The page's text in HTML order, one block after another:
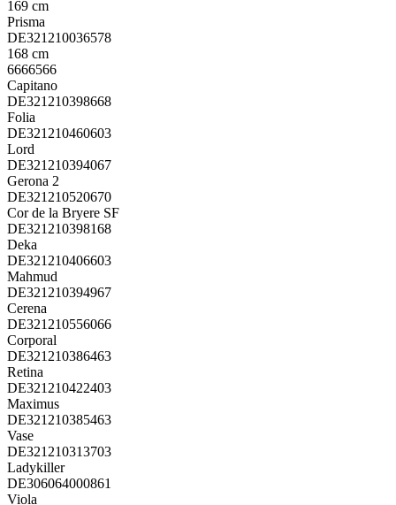
169 cm
Prisma
DE321210036578
168 cm
6666566
Capitano
DE321210398668
Folia
DE321210460603
Lord
DE321210394067
Gerona 2
DE321210520670
Cor de la Bryere SF
DE321210398168
Deka
DE321210406603
Mahmud
DE321210394967
Cerena
DE321210556066
Corporal
DE321210386463
Retina
DE321210422403
Maximus
DE321210385463
Vase
DE321210313703
Ladykiller
DE306064000861
Viola